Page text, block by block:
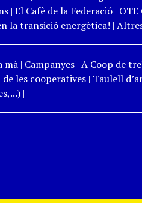
| El Cafè de la Federació| OTE
la transició energètica! |
mà| Campanyes| A Coop de
les cooperatives| Taulell
|